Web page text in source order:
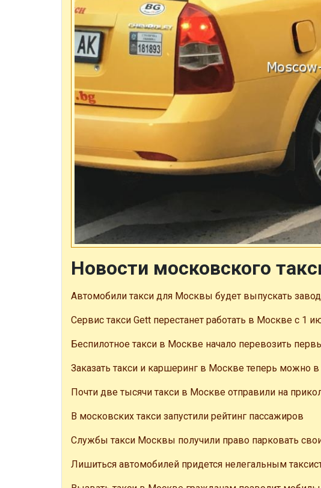
Новости московского
Автомобили такси для Москвы будет выпускать
Сервис такси Gett перестанет работать в Москве с 1
Беспилотное такси в Москве начало перевозить
Заказать такси и каршеринг в Москве теперь можно
Почти две тысячи такси в Москве отправили на
В московских такси запустили рейтинг пассажиров
Службы такси Москвы получили право парковать
Лишиться автомобилей придется нелегальным